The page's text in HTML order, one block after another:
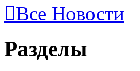
Все Новости
Разделы